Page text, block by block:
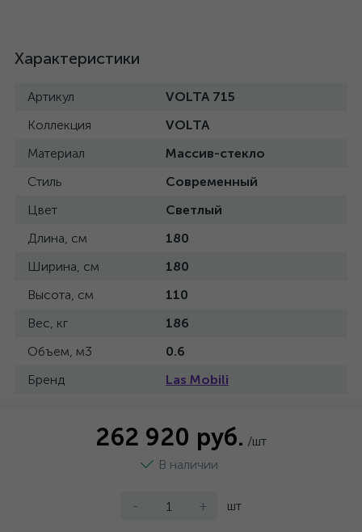
Характеристики
Артикул
VOLTA 715
Коллекция
VOLTA
Материал
Массив-стекло
Стиль
Современный
Цвет
Светлый
Длина, см
180
Ширина, см
180
Высота, см
110
Вес, кг
186
Объем, м3
0.6
Бренд
Las Mobili
262 920 руб. /шт
В наличии
- + шт